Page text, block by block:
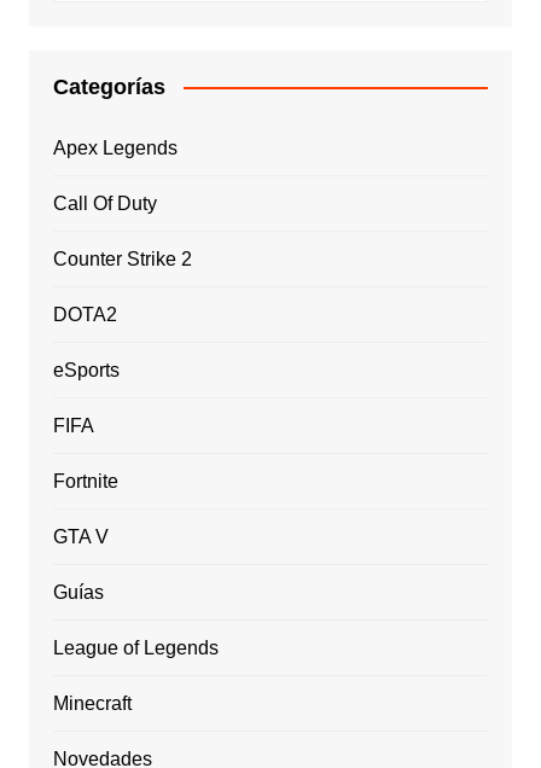
Categorías
Apex Legends
Call Of Duty
Counter Strike 2
DOTA2
eSports
FIFA
Fortnite
GTA V
Guías
League of Legends
Minecraft
Novedades